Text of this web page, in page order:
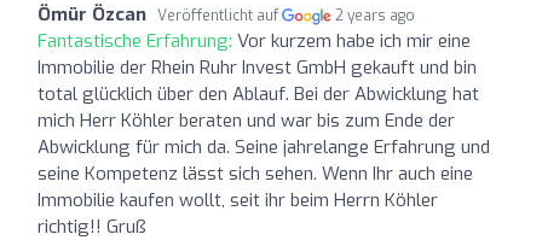
Ömür Özcan Veröffentlicht auf 2 years ago
Fantastische Erfahrung: Vor kurzem habe ich mir eine
Immobilie der Rhein Ruhr Invest GmbH gekauft und bin
total glücklich über den Ablauf. Bei der Abwicklung hat
mich Herr Köhler beraten und war bis zum Ende der
Abwicklung für mich da. Seine jahrelange Erfahrung und
seine Kompetenz lässt sich sehen. Wenn Ihr auch eine
Immobilie kaufen wollt, seit ihr beim Herrn Köhler
richtig!! Gruß